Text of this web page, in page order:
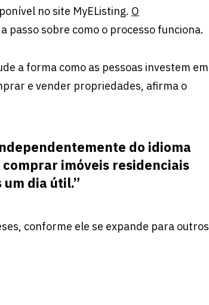
no site MyEListing. O
passo sobre como o processo funciona.
a forma como as pessoas investem em
e vender propriedades, afirma o
do idioma
imóveis residenciais
dia útil.”
conforme ele se expande para outros